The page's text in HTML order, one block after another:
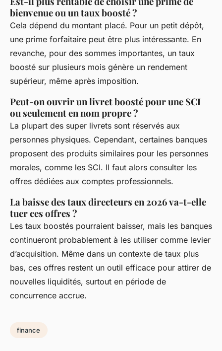
bienvenue ou un taux boosté ?
Cela dépend du montant placé. Pour un petit dépôt,
une prime forfaitaire peut être plus intéressante. En
revanche, pour des sommes importantes, un taux
boosté sur plusieurs mois génère un rendement
supérieur, même après imposition.
Peut-on ouvrir un livret boosté pour une SCI
ou seulement en nom propre ?
La plupart des super livrets sont réservés aux
personnes physiques. Cependant, certaines banques
proposent des produits similaires pour les personnes
morales, comme les SCI. Il faut alors consulter les
offres dédiées aux comptes professionnels.
La baisse des taux directeurs en 2026 va-t-elle
tuer ces offres ?
Les taux boostés pourraient baisser, mais les banques
continueront probablement à les utiliser comme levier
d’acquisition. Même dans un contexte de taux plus
bas, ces offres restent un outil efficace pour attirer de
nouvelles liquidités, surtout en période de
concurrence accrue.
finance